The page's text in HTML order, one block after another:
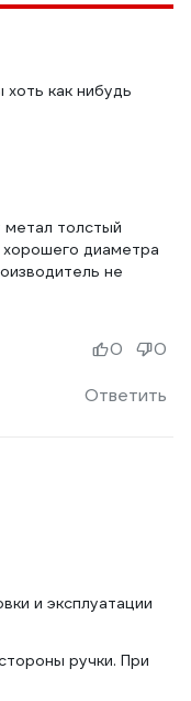
как нибудь
толстый
диаметра
не
Ответить
0 0
и эксплуатации
ручки. При